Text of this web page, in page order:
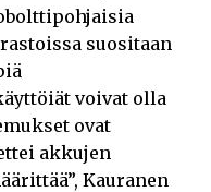
suositaan
voivat olla
ovat
akkujen
Kauranen